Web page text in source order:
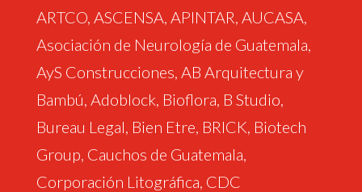
ARTCO, ASCENSA, APINTAR, AUCASA,
Asociación de Neurología de Guatemala,
AyS Construcciones, AB Arquitectura y
Bambú, Adoblock, Bioflora, B Studio,
Bureau Legal, Bien Etre, BRICK, Biotech
Group, Cauchos de Guatemala,
Corporación Litográfica, CDC